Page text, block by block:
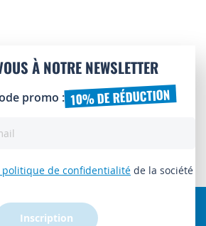
À NOTRE NEWSLETTER
promo : 10% DE RÉDUCTION
politique de confidentialité de la société
Inscription